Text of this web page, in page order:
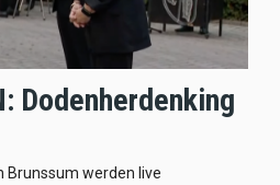
Dodenherdenking
Brunssum werden live